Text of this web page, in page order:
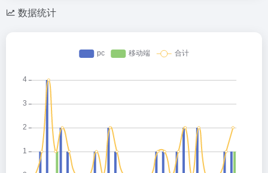
数据统计